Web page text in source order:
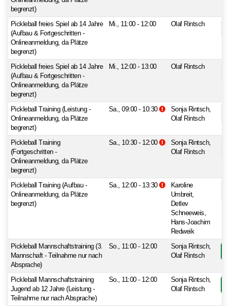
begrenzt)
Pickleball freies Spiel ab 14 Jahre
(Aufbau & Fortgeschritten -
Onlineanmeldung, da Plätze
begrenzt)
Mi., 11:00 - 12:00 Olaf Rintsch
Pickleball freies Spiel ab 14 Jahre
(Aufbau & Fortgeschritten -
Onlineanmeldung, da Plätze
begrenzt)
Mi., 12:00 - 13:00 Olaf Rintsch
Pickleball Training (Leistung -
Onlineanmeldung, da Plätze
begrenzt)
Sa., 09:00 - 10:30 Zusatzinformationen
Sonja Rintsch,
Olaf Rintsch
Pickleball Training
(Fortgeschritten -
Onlineanmeldung, da Plätze
begrenzt)
Sa., 10:30 - 12:00 Zusatzinformationen
Sonja Rintsch,
Olaf Rintsch
Pickleball Training (Aufbau -
Onlineanmeldung, da Plätze
begrenzt)
Sa., 12:00 - 13:30 Zusatzinformationen
Karoline
Umbreit,
Detlev
Schneeweis,
Hans-Joachim
Redweik
Pickleball Mannschaftstraining (3.
Mannschaft - Teilnahme nur nach
Absprache)
So., 11:00 - 12:00
Sonja Rintsch,
Olaf Rintsch
Pickleball Mannschaftstraining
Jugend ab 12 Jahre (Leistung -
Teilnahme nur nach Absprache)
So., 11:00 - 12:00
Sonja Rintsch,
Olaf Rintsch